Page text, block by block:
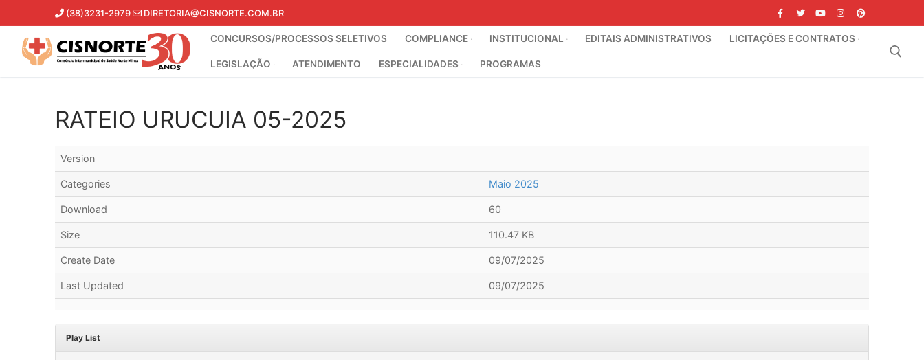
para
conteúdo
(38)3231-2979 DIRETORIA@CISNORTE.COM.BR
CONCURSOS/PROCESSOS SELETIVOS COMPLIANCE INSTITUCIONAL EDITAIS ADMINISTRATIVOS LICITAÇÕES E CONTRATOS
LEGISLAÇÃO ATENDIMENTO ESPECIALIDADES PROGRAMAS
RATEIO URUCUIA 05-2025
Version
Categories Maio 2025
Download 60
Size 110.47 KB
Create Date 09/07/2025
Last Updated 09/07/2025
Play List